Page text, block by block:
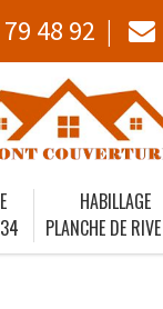
48 92
HABILLAGE
PLANCHE DE